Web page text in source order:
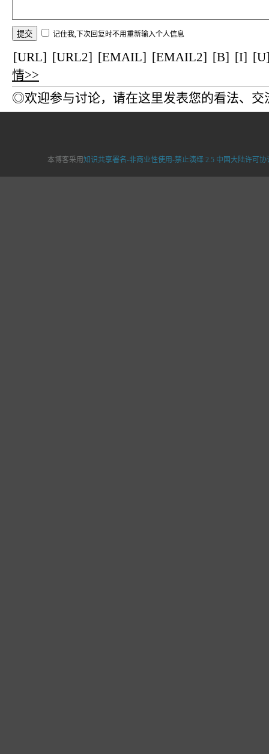
记住我,下次回复时不用重新输入个人信息
[URL] [URL2] [EMAIL] [EMAIL2] [B] [I]
情>>
◎欢迎参与讨论，请在这里发表您的看法、交
本博客采用知识共享署名-非商业性使用-禁止演绎 2.5 中国大陆许可协